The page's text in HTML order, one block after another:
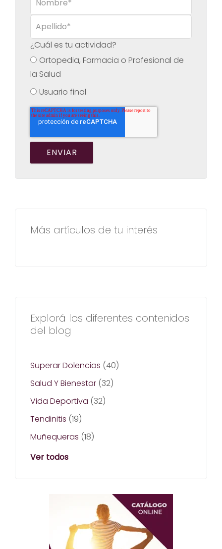
¿Cuál es tu actividad?
Ortopedia, Farmacia o Profesional de
la Salud
Usuario final
Más artículos de tu interés
Explorá los diferentes contenidos
del blog
Superar Dolencias (40)
Salud Y Bienestar (32)
Vida Deportiva (32)
Tendinitis (19)
Muñequeras (18)
Ver todos